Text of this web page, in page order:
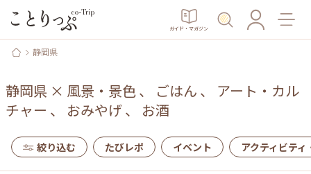
ガイド・マガジン
静岡県
静岡県 × 風景・景色、 ごはん 、 アート・カル
チャー 、 おみやげ 、 お酒
絞り込む たびレポ イベント アクティビティ